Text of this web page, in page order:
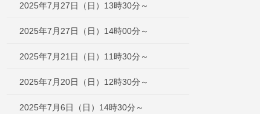
2025年7月27日（日）13時30分～
2025年7月27日（日）14時00分～
2025年7月21日（日）11時30分～
2025年7月20日（日）12時30分～
2025年7月6日（日）14時30分～